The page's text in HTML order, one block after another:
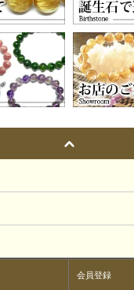
会員登録